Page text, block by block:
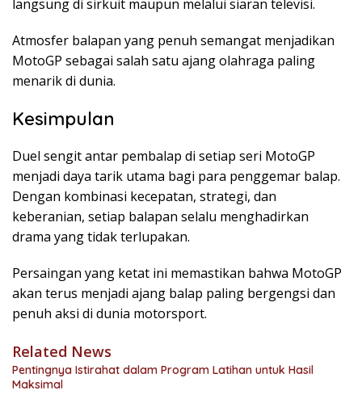
langsung di sirkuit maupun melalui siaran televisi.
Atmosfer balapan yang penuh semangat menjadikan
MotoGP sebagai salah satu ajang olahraga paling
menarik di dunia.
Kesimpulan
Duel sengit antar pembalap di setiap seri MotoGP
menjadi daya tarik utama bagi para penggemar balap.
Dengan kombinasi kecepatan, strategi, dan
keberanian, setiap balapan selalu menghadirkan
drama yang tidak terlupakan.
Persaingan yang ketat ini memastikan bahwa MotoGP
akan terus menjadi ajang balap paling bergengsi dan
penuh aksi di dunia motorsport.
Related News
Pentingnya Istirahat dalam Program Latihan untuk Hasil
Maksimal